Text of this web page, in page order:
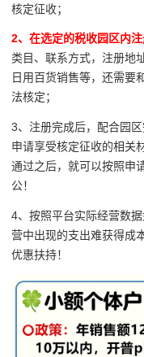
核定征收；
2、在选定的税收园区内注
类目、联系方式，注册地
日用百货销售等，还需要
法核定；
3、注册完成后，配合园
申请享受核定征收的相关
通过之后，就可以按照申
公！
4、按照平台实际经营数
营中出现的支出难获得成
优惠扶持！